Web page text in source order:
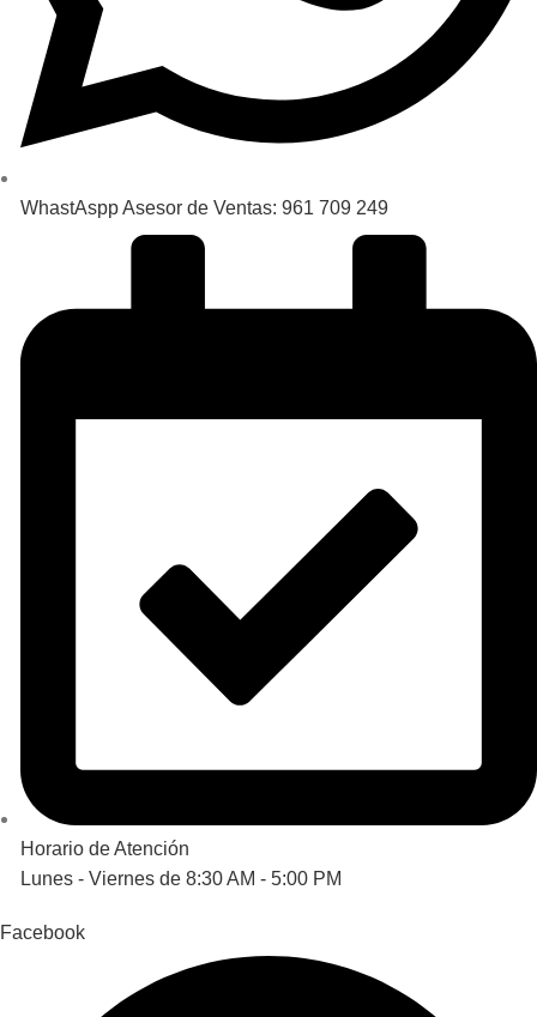
WhastAspp Asesor de Ventas: 961 709 249
Horario de Atención
Lunes - Viernes de 8:30 AM - 5:00 PM
Facebook